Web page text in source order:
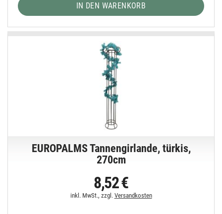
IN DEN WARENKORB
EUROPALMS Tannengirlande, türkis,
270cm
8,52 €
inkl. MwSt., zzgl. Versandkosten